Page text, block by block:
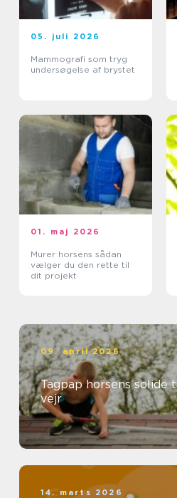
05. juli 2026
Mammografi som tryg
undersøgelse af brystet
01. maj 2026
Murer horsens sådan
vælger du den rette til
dit projekt
09. april 2026
Tagpap horsens solide tage til vind og
vejr
14. marts 2026